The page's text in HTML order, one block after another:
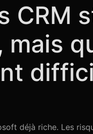
CRM
mais
déjà riche. Les